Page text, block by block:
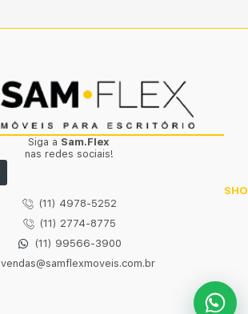
Siga a Sam.Flex
nas redes sociais!
(11) 4978-5252
(11) 2774-8775
(11) 99566-3900
vendas@samflexmoveis.com.br